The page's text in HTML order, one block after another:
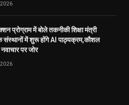
2026
प्रोग्राम में बोले तकनीकी शिक्षा मंत्री
संस्थानों में शुरू होंगे AI पाठ्यक्रम,कौशल
पर जोर
2026